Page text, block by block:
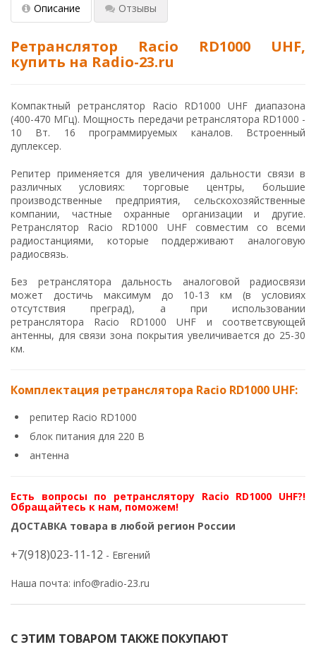
Описание Отзывы
Ретранслятор Racio RD1000 UHF,
купить на Radio-23.ru
Компактный ретранслятор Racio RD1000 UHF диапазона
(400-470 МГц). Мощность передачи ретранслятора RD1000 -
10 Вт. 16 программируемых каналов. Встроенный
дуплексер.
Репитер применяется для увеличения дальности связи в
различных условиях: торговые центры, большие
производственные предприятия, сельскохозяйственные
компании, частные охранные организации и другие.
Ретранслятор Racio RD1000 UHF совместим со всеми
радиостанциями, которые поддерживают аналоговую
радиосвязь.
Без ретранслятора дальность аналоговой радиосвязи
может достичь максимум до 10-13 км (в условиях
отсутствия преград), а при использовании
ретранслятора Racio RD1000 UHF и соответсвующей
антенны, для связи зона покрытия увеличивается до 25-30
км.
Комплектация ретранслятора Racio RD1000 UHF:
репитер Racio RD1000
блок питания для 220 В
антенна
Есть вопросы по ретранслятору Racio RD1000 UHF?!
Обращайтесь к нам, поможем!
ДОСТАВКА товара в любой регион России
+7(918)023-11-12 - Евгений
Наша почта: info@radio-23.ru
С ЭТИМ ТОВАРОМ ТАКЖЕ ПОКУПАЮТ